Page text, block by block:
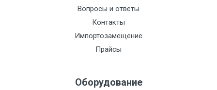
Вопросы и ответы
Контакты
Импортозамещение
Прайсы
Оборудование